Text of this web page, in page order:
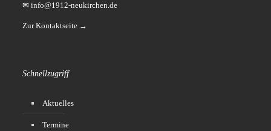
✉ info@1912-neukirchen.de
Zur Kontaktseite →
Schnellzugriff
Aktuelles
Termine